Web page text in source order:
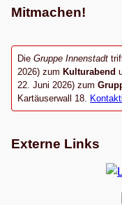
Mitmachen!
Die Gruppe Innenstadt
2026) zum Kulturabend
22. Juni 2026) zum
Kartäuserwall 18.
Externe Links